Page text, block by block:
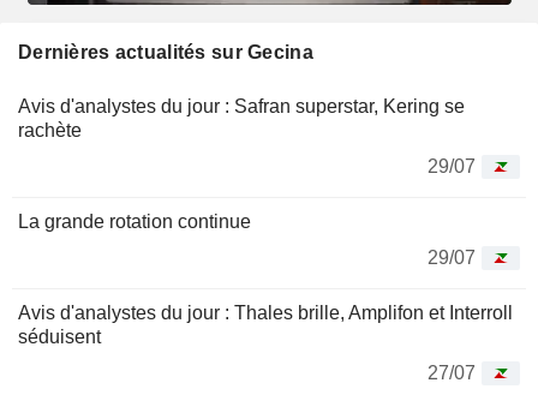
Dernières actualités sur Gecina
Avis d'analystes du jour : Safran superstar, Kering se
rachète
29/07
La grande rotation continue
29/07
Avis d'analystes du jour : Thales brille, Amplifon et Interroll
séduisent
27/07